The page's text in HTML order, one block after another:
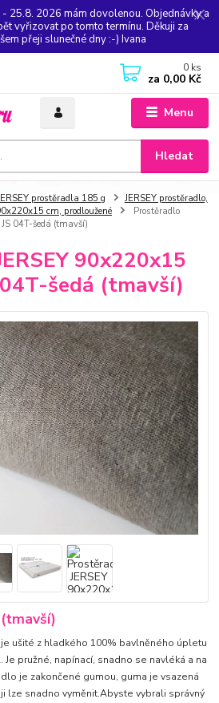
25.8. 2026 mám dovolenou. Objednávky a
vyřizovat po tomto termínu. Děkuji za
přeji slunečné dny :-) Ivana
Menu
Hledat
0 ks
za 0,00 Kč
prostěradla 185 g
JERSEY prostěradlo,
cm, prodloužené
Prostěradlo
04T-šedá (tmavší)
90x220x15
šedá (tmavší)
je ušité z hladkého 100% bavlněného úpletu
Je pružné, napínací, snadno se navléká a na
je zakončené gumou, guma je vsazená
lze snadno vyměnit.Abyste vybrali správný